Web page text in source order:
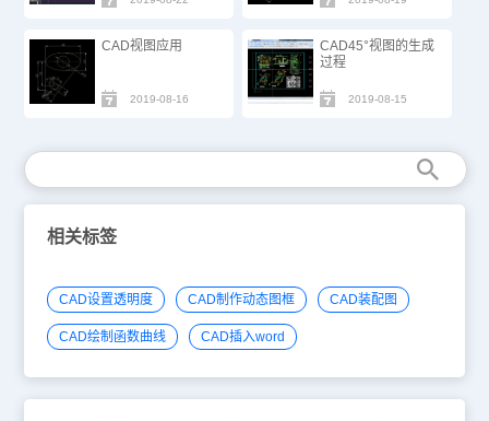
CAD视图应用
2019-08-16
CAD45°视图的生成
过程
2019-08-15
相关标签
CAD设置透明度 CAD制作动态图框 CAD装配图
CAD绘制函数曲线 CAD插入word